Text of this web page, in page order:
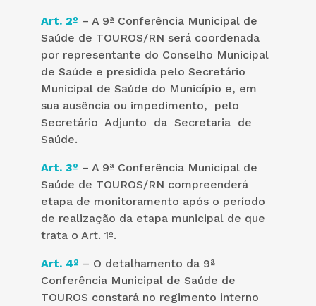
Art. 2º – A 9ª Conferência Municipal de
Saúde de TOUROS/RN será coordenada
por representante do Conselho Municipal
de Saúde e presidida pelo Secretário
Municipal de Saúde do Município e, em
sua ausência ou impedimento, pelo
Secretário Adjunto da Secretaria de
Saúde.
Art. 3º – A 9ª Conferência Municipal de
Saúde de TOUROS/RN compreenderá
etapa de monitoramento após o período
de realização da etapa municipal de que
trata o Art. 1º.
Art. 4º – O detalhamento da 9ª
Conferência Municipal de Saúde de
TOUROS constará no regimento interno